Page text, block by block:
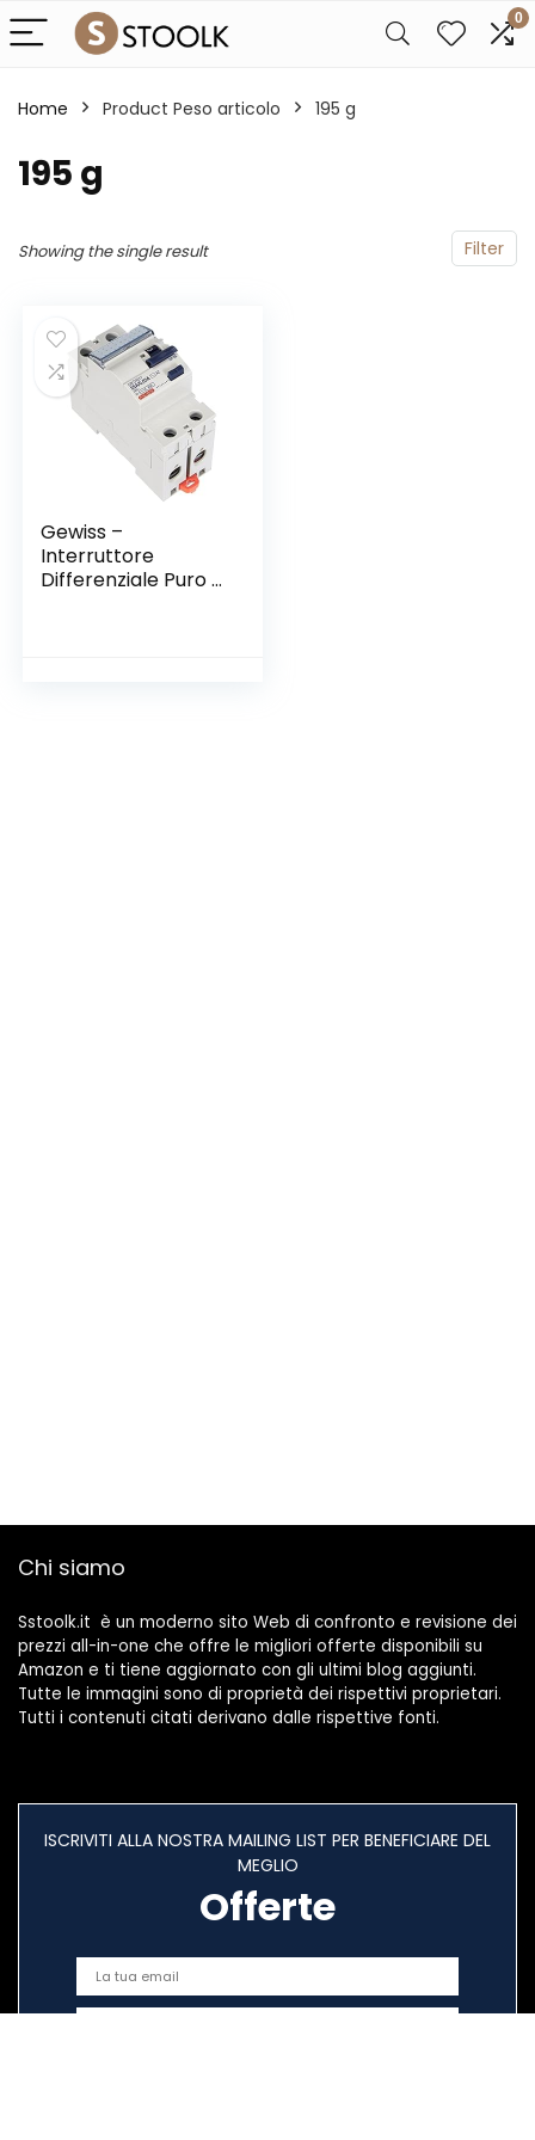
0
Home Product Peso articolo ‎195 g
‎195 g
Filter
Showing the single result
Gewiss –
Interruttore
Differenziale Puro –
Chi siamo
Sstoolk.it è un moderno sito Web di confronto e revisione dei
prezzi all-in-one che offre le migliori offerte disponibili su
Amazon e ti tiene aggiornato con gli ultimi blog aggiunti.
Tutte le immagini sono di proprietà dei rispettivi proprietari.
Tutti i contenuti citati derivano dalle rispettive fonti.
ISCRIVITI ALLA NOSTRA MAILING LIST PER BENEFICIARE DEL
MEGLIO
Offerte